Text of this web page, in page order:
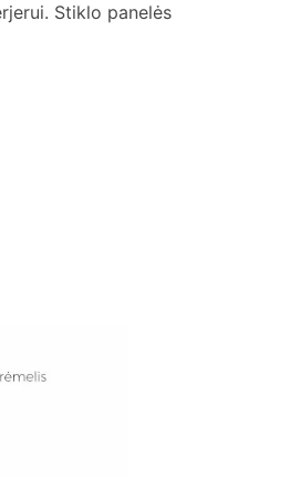
Stiklo panelės